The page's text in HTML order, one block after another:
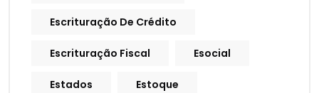
Escrituração De Crédito
Escrituração Fiscal Esocial
Estados Estoque